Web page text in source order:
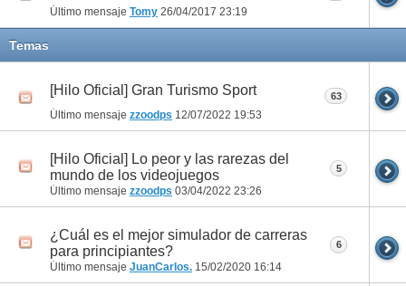
Último mensaje Tomy 26/04/2017 23:19
Temas
[Hilo Oficial] Gran Turismo Sport
Último mensaje zzoodps 12/07/2022 19:53
63
[Hilo Oficial] Lo peor y las rarezas del
mundo de los videojuegos
Último mensaje zzoodps 03/04/2022 23:26
5
¿Cuál es el mejor simulador de carreras
para principiantes?
Último mensaje JuanCarlos. 15/02/2020 16:14
6